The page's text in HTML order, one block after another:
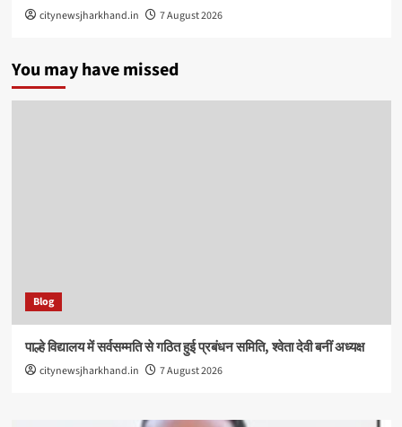
citynewsjharkhand.in 7 August 2026
You may have missed
Blog
पाल्हे विद्यालय में सर्वसम्मति से गठित हुई प्रबंधन समिति, श्वेता देवी बनीं अध्यक्ष
citynewsjharkhand.in 7 August 2026